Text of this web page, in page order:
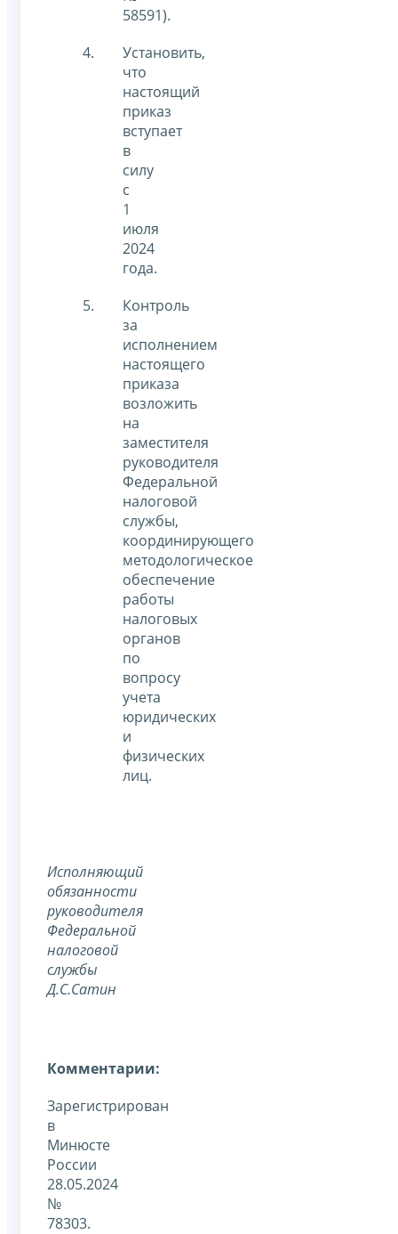
58591).
Установить,
что
настоящий
приказ
вступает
в
силу
с
1
июля
2024
года.
Контроль
за
исполнением
настоящего
приказа
возложить
на
заместителя
руководителя
Федеральной
налоговой
службы,
координирующего
методологическое
обеспечение
работы
налоговых
органов
по
вопросу
учета
юридических
и
физических
лиц.
Исполняющий
обязанности
руководителя
Федеральной
налоговой
службы
Д.С.Сатин
Комментарии:
Зарегистрирован
в
Минюсте
России
28.05.2024
№
78303.